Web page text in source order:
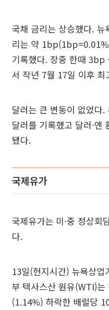
국채 금리는 상승했다.
리는 약
기록했다. 장중 한때 3bp
서 작년 7월 17일 이후 최
달러는 큰 변동이 없었다
달러를 기록했고 달러·엔
됐다.
국제유가
국제유가는 미·중 정상회
다.
13일(현지시간) 뉴욕상
부 텍사스산 원유(WTI)
(1.14%) 하락한 배럴당